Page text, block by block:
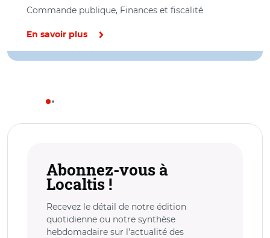
Commande publique, Finances et fiscalité
En savoir plus
Abonnez-vous à
Localtis !
Recevez le détail de notre édition
quotidienne ou notre synthèse
hebdomadaire sur l’actualité des